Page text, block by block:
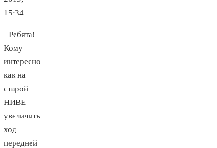
15:34
Ребята!
Кому
интересно
как на
старой
НИВЕ
увеличить
ход
передней